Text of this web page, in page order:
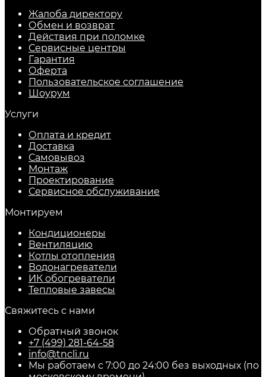
Жалоба директору
Обмен и возврат
Действия при поломке
Сервисные центры
Гарантия
Оферта
Пользовательское соглашение
Шоурум
Услуги
Оплата и кредит
Доставка
Самовывоз
Монтаж
Проектирование
Сервисное обслуживание
Монтируем
Кондиционеры
Вентиляцию
Котлы отопления
Водонагреватели
ИК обогреватели
Тепловые завесы
Свяжитесь с нами
Обратный звонок
+7 (499) 281-64-58
info@tncli.ru
Мы работаем с 7:00 до 24:00 без выходных (по